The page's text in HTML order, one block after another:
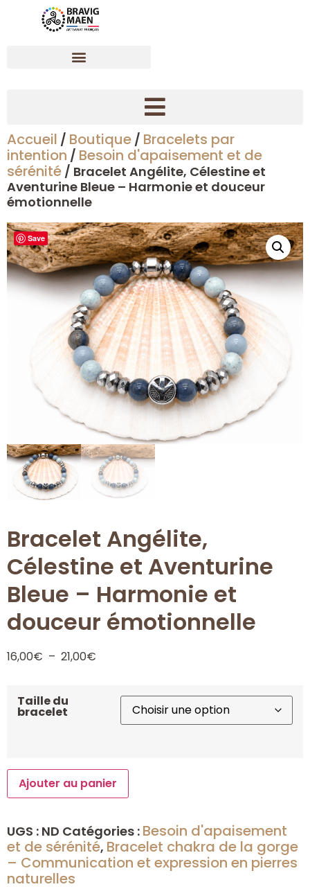
Accueil / Boutique / Bracelets par
intention / Besoin d'apaisement et de
sérénité / Bracelet Angélite, Célestine et
Aventurine Bleue – Harmonie et douceur
émotionnelle
Save
Bracelet Angélite,
Célestine et Aventurine
Bleue – Harmonie et
douceur émotionnelle
16,00€ – 21,00€
Taille du
bracelet
Ajouter au panier
UGS : ND Catégories : Besoin d'apaisement
et de sérénité, Bracelet chakra de la gorge
– Communication et expression en pierres
naturelles